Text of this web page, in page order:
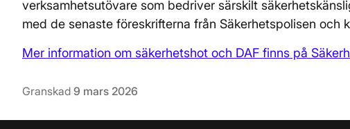
verksamhetsutövare som bedriver särskilt
med de senaste föreskrifterna från Säkerhetspolisen och
Mer information om säkerhetshot och DAF finns på
Granskad 9 mars 2026